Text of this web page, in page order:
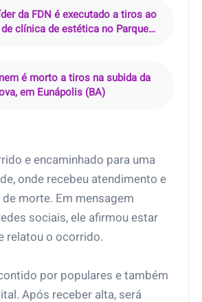
da FDN é executado a tiros ao
clínica de estética no Parque
é morto a tiros na subida da
em Eunápolis (BA)
e encaminhado para uma
onde recebeu atendimento e
morte. Em mensagem
sociais, ele afirmou estar
relatou o ocorrido.
por populares e também
Após receber alta, será